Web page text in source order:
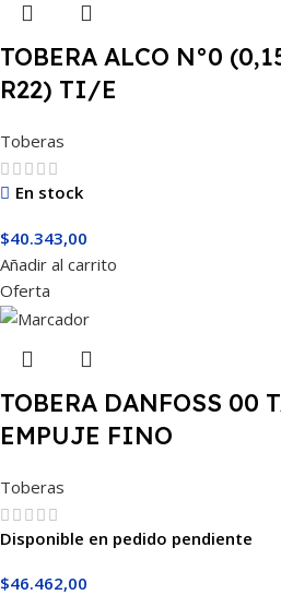
TOBERA ALCO N°0
R22) TI/E
Toberas
En stock
$40.343,00
Añadir al carrito
Oferta
TOBERA DANFOSS 00
EMPUJE FINO
Toberas
Disponible en pedido pendiente
$46.462,00